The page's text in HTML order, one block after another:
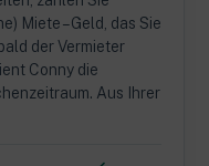
Miete – Geld, das Sie
der Vermieter
Conny die
Aus Ihrer